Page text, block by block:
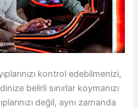
kontrol edebilmenizi,
belirli sınırlar koymanızı
değil, aynı zamanda